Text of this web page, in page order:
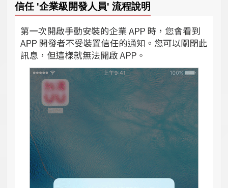
信任 '企業級開發人員' 流程說明